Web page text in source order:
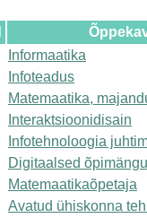
Informaatika
Infoteadus
Matemaatika,
Interaktsioonidisain
Infotehnoloogia
Digitaalsed
Matemaatikaõpetaja
Avatud ühiskonna